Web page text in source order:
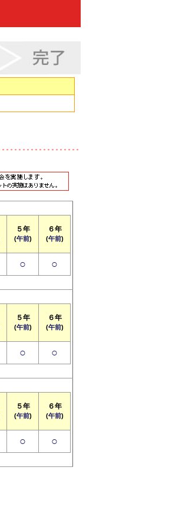
５年
(午前)
６年
(午前)
○ ○
５年
(午前)
６年
(午前)
○ ○
５年
(午前)
６年
(午前)
○ ○